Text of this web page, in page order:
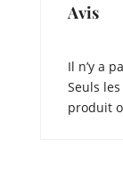
Avis
Il n’y a
Seuls
produit